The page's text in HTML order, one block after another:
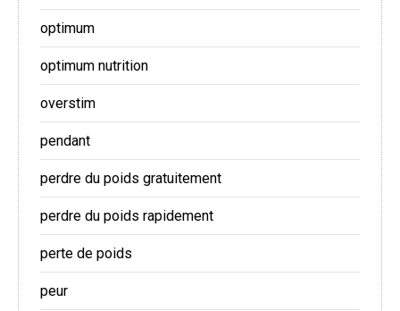
optimum
optimum nutrition
overstim
pendant
perdre du poids gratuitement
perdre du poids rapidement
perte de poids
peur